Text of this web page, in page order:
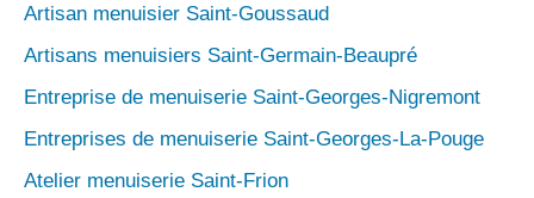
Artisan menuisier Saint-Goussaud
Artisans menuisiers Saint-Germain-Beaupré
Entreprise de menuiserie Saint-Georges-Nigremont
Entreprises de menuiserie Saint-Georges-La-Pouge
Atelier menuiserie Saint-Frion